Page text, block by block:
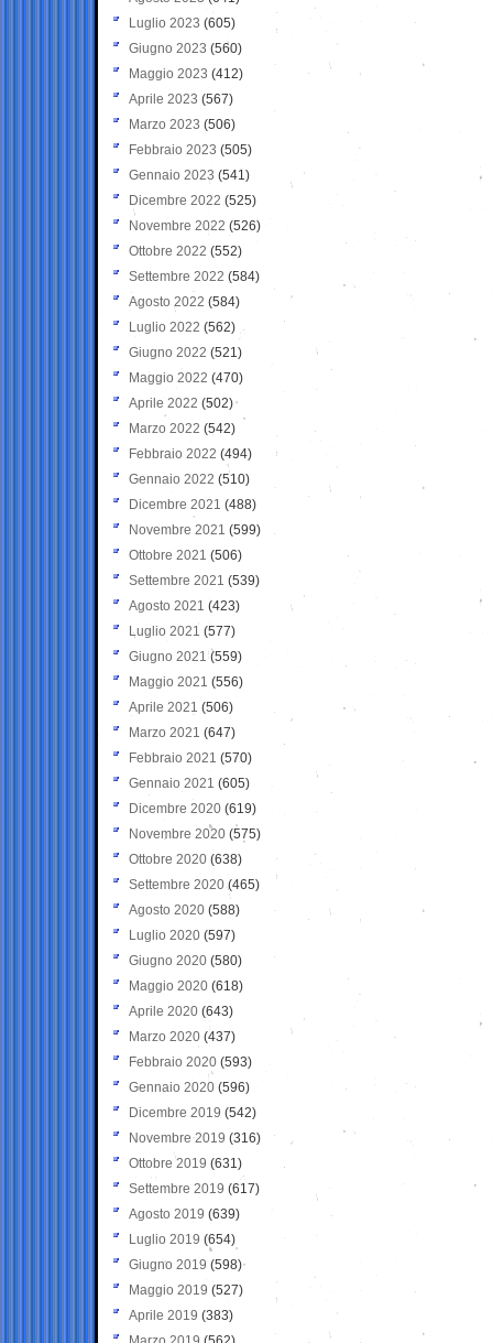
Luglio 2023 (605)
Giugno 2023 (560)
Maggio 2023 (412)
Aprile 2023 (567)
Marzo 2023 (506)
Febbraio 2023 (505)
Gennaio 2023 (541)
Dicembre 2022 (525)
Novembre 2022 (526)
Ottobre 2022 (552)
Settembre 2022 (584)
Agosto 2022 (584)
Luglio 2022 (562)
Giugno 2022 (521)
Maggio 2022 (470)
Aprile 2022 (502)
Marzo 2022 (542)
Febbraio 2022 (494)
Gennaio 2022 (510)
Dicembre 2021 (488)
Novembre 2021 (599)
Ottobre 2021 (506)
Settembre 2021 (539)
Agosto 2021 (423)
Luglio 2021 (577)
Giugno 2021(559)
Maggio 2021 (556)
Aprile 2021 (506)
Marzo 2021 (647)
Febbraio 2021 (570)
Gennaio 2021 (605)
Dicembre 2020 (619)
Novembre 2020 (575)
Ottobre 2020 (638)
Settembre 2020(465)
Agosto 2020 (588)
Luglio 2020 (597)
Giugno 2020 (580)
Maggio 2020 (618)
Aprile 2020 (643)
Marzo 2020 (437)
Febbraio 2020 (593)
Gennaio 2020 (596)
Dicembre 2019 (542)
Novembre 2019 (316)
Ottobre 2019 (631)
Settembre 2019 (617)
Agosto 2019 (639)
Luglio 2019 (654)
Giugno 2019 (598)
Maggio 2019 (527)
Aprile 2019 (383)